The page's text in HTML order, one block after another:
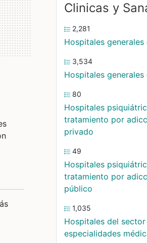
Clinicas y
2,281
Hospitales
3,534
Hospitales
80
Hospitales
tratamiento por
privado
49
Hospitales
tratamiento por
público
1,035
Hospitales del
especialidades